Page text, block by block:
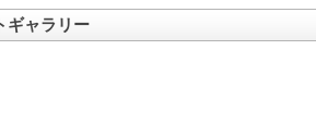
ギャラリー